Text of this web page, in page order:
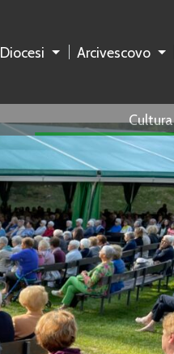
Diocesi Arcivescovo
Cultura